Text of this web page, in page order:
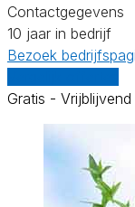
Contactgegevens
10 jaar in bedrijf
Bezoek
Gratis - Vrijblijvend